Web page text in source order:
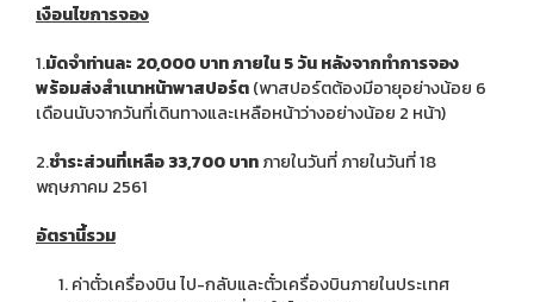
เงือนไขการจอง
1.มัดจำท่านละ 20,000 บาทภายใน 5 วัน หลังจากทำการจอง
พร้อมส่งสำเนาหน้าพาสปอร์ต(พาสปอร์ตต้องมีอายุอย่างน้อย 6
เดือนนับจากวันที่เดินทางและเหลือหน้าว่างอย่างน้อย 2 หน้า)
2.ชำระส่วนที่เหลือ 33,700 บาทภายในวันที่ภายในวันที่ 18
พฤษภาคม 2561
อัตรานี้รวม
ค่าตั๋วเครื่องบิน ไป-กลับและตั๋วเครื่องบินภายในประเทศ